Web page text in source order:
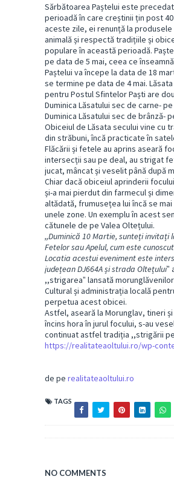
Sărbătoarea Paștelui este
perioadă în care creștinii țin post
aceste zile, ei renunță la
animală și respectă tradițiile și
populare în această perioadă.
pe data de 5 mai, ceea ce
Paștelui va începe la data de 18
se termine pe data de 4 mai. Lăsata
pentru Postul Sfintelor Paști are
Duminica Lăsatului sec de carne-
Duminica Lăsatului sec de brânză-
Obiceiul de Lăsata secului vine cu
din străbuni, încă practicate în
Flăcării și fetele au aprins aseară
intersecții sau pe deal, au strigat
jucat, mâncat și veselit până după
Chiar dacă obiceiul aprinderii
și-a mai pierdut din farmecul și
altădată, frumusețea lui încă se
unele zone. Un exemplu în acest
cătunele de pe Valea Oltețului.
,,Duminică 10 Martie, sunteți invitați
Fetelor sau Apelul, cum este
Locatia acestui eveniment este
județean DJ664A și strada Oltețuluiˮ
,,strigareaˮ lansată
Cultural și administrația locală
perpetua acest obicei.
Astfel, aseară la Morunglav, tineri
încins hora în jurul focului, s-au
continuat astfel tradiția ,,strigării
https://realitateaoltului.ro/wp-
de pe realitateaoltului.ro
TAGS
NO COMMENTS